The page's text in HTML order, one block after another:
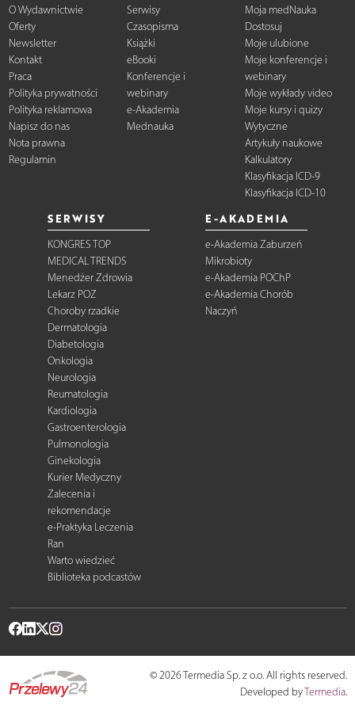
O Wydawnictwie
Oferty
Newsletter
Kontakt
Praca
Polityka prywatności
Polityka reklamowa
Napisz do nas
Nota prawna
Regulamin
Serwisy
Czasopisma
Książki
eBooki
Konferencje i
webinary
e-Akademia
Mednauka
Moja medNauka
Dostosuj
Moje ulubione
Moje konferencje i
webinary
Moje wykłady video
Moje kursy i quizy
Wytyczne
Artykuły naukowe
Kalkulatory
Klasyfikacja ICD-9
Klasyfikacja ICD-10
SERWISY
KONGRES TOP
MEDICAL TRENDS
Menedżer Zdrowia
Lekarz POZ
Choroby rzadkie
Dermatologia
Diabetologia
Onkologia
Neurologia
Reumatologia
Kardiologia
Gastroenterologia
Pulmonologia
Ginekologia
Kurier Medyczny
Zalecenia i
rekomendacje
e-Praktyka Leczenia
Ran
Warto wiedzieć
Biblioteka podcastów
E-AKADEMIA
e-Akademia Zaburzeń
Mikrobioty
e-Akademia POChP
e-Akademia Chorób
Naczyń
© 2026 Termedia Sp. z o.o. All rights reserved.
Developed byTermedia.